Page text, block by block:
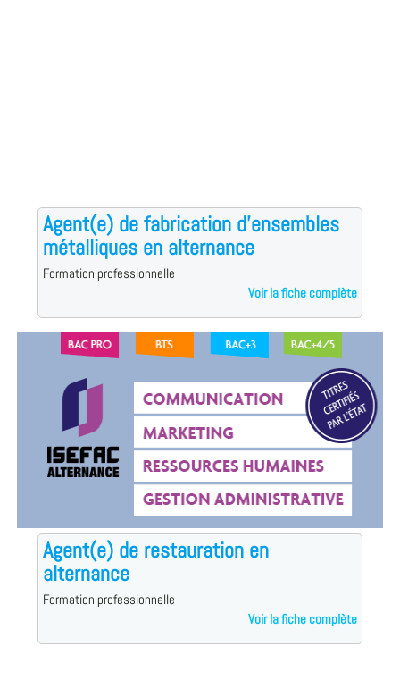
Agent(e) de fabrication d'ensembles
métalliques en alternance
Formation professionnelle
Voir la fiche complète
Agent(e) de restauration en
alternance
Formation professionnelle
Voir la fiche complète